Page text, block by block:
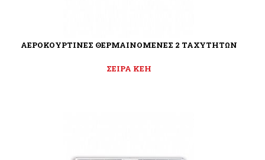
ΑΕΡΟΚΟΥΡΤΙΝΕΣ ΘΕΡΜΑΙΝΟΜΕΝΕΣ 2 ΤΑΧΥΤΗΤΩΝ
ΣΕΙΡΑ KEH